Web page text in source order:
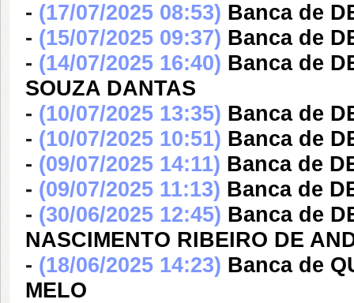
- (17/07/2025 08:53) Banca de
- (15/07/2025 09:37) Banca de
- (14/07/2025 16:40) Banca de
SOUZA DANTAS
- (10/07/2025 13:35) Banca de
- (10/07/2025 10:51) Banca de
- (09/07/2025 14:11) Banca de
- (09/07/2025 11:13) Banca de
- (30/06/2025 12:45) Banca de
NASCIMENTO RIBEIRO DE
- (18/06/2025 14:23) Banca de
MELO